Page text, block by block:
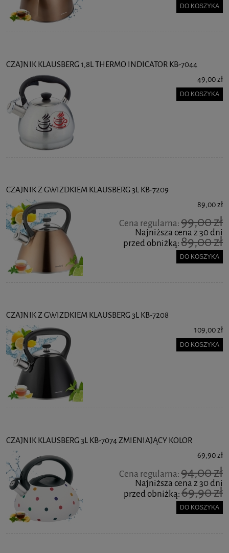
DO KOSZYKA
CZAJNIK KLAUSBERG 1,8L THERMO INDICATOR KB-7044
49,00 zł
DO KOSZYKA
CZAJNIK Z GWIZDKIEM KLAUSBERG 3L KB-7209
89,00 zł
Cena regularna:99,00 zł
Najniższa cena z 30 dni
przed obniżką:89,00 zł
DO KOSZYKA
CZAJNIK Z GWIZDKIEM KLAUSBERG 3L KB-7208
109,00 zł
DO KOSZYKA
CZAJNIK KLAUSBERG 3L KB-7074 ZMIENIAJĄCY KOLOR
69,90 zł
Cena regularna:94,00 zł
Najniższa cena z 30 dni
przed obniżką:69,90 zł
DO KOSZYKA